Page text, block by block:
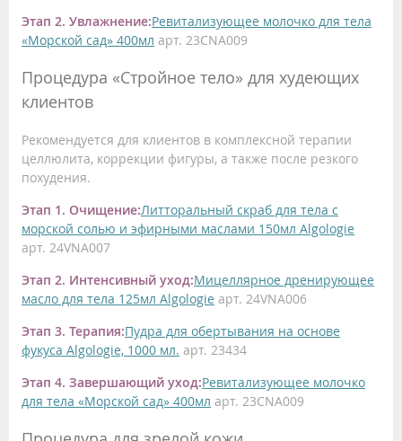
Этап 2. Увлажнение:Ревитализующее молочко для тела
«Морской сад» 400мл арт. 23CNA009
Процедура «Стройное тело» для худеющих
клиентов
Рекомендуется для клиентов в комплексной терапии
целлюлита, коррекции фигуры, а также после резкого
похудения.
Этап 1. Очищение:Литторальный скраб для тела с
морской солью и эфирными маслами 150мл Algologie
арт. 24VNA007
Этап 2. Интенсивный уход:Мицеллярное дренирующее
масло для тела 125мл Algologie арт. 24VNA006
Этап 3. Терапия:Пудра для обертывания на основе
фукуса Algologie, 1000 мл. арт. 23434
Этап 4. Завершающий уход:Ревитализующее молочко
для тела «Морской сад» 400мл арт. 23CNA009